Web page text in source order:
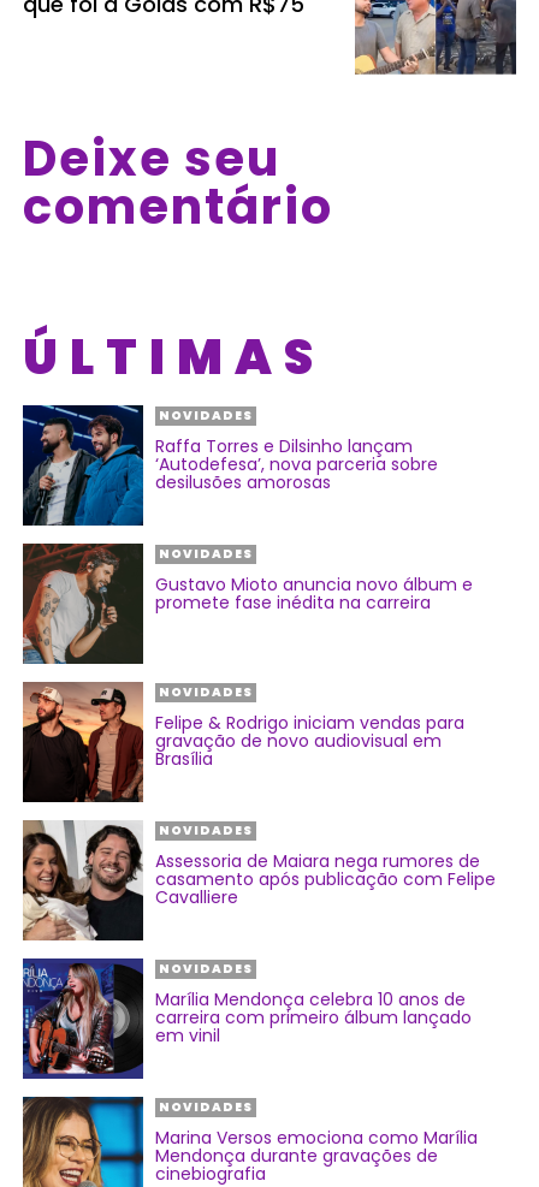
Deixe seu
comentário
ÚLTIMAS
NOVIDADES
Raffa Torres e Dilsinho lançam
‘Autodefesa’, nova parceria sobre
desilusões amorosas
NOVIDADES
Gustavo Mioto anuncia novo álbum e
promete fase inédita na carreira
NOVIDADES
Felipe & Rodrigo iniciam vendas para
gravação de novo audiovisual em
Brasília
NOVIDADES
Assessoria de Maiara nega rumores de
casamento após publicação com Felipe
Cavalliere
NOVIDADES
Marília Mendonça celebra 10 anos de
carreira com primeiro álbum lançado
em vinil
NOVIDADES
Marina Versos emociona como Marília
Mendonça durante gravações de
cinebiografia